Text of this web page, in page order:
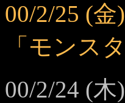
00/2/25 (
「モンス
00/2/24 (